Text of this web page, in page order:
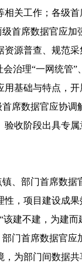
关工作；各级
级首席数据官应加
源普查、规范
治理“一网统管
基础与特点，
席数据官应协调
收阶段出具专
镇、部门首席数据
，项目建设成
建不建，为建而
门首席数据官应
为部门间数据共